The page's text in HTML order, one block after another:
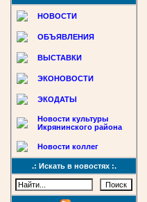
НОВОСТИ
ОБЪЯВЛЕНИЯ
ВЫСТАВКИ
ЭКОНОВОСТИ
ЭКОДАТЫ
Новости культуры
Икрянинского района
Новости коллег
.: Искать в новостях :.